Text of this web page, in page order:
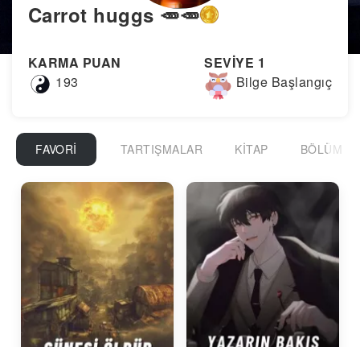
Carrot huggs 🥕🥕
KARMA PUAN
193
SEVİYE 1
Bilge Başlangıç
FAVORI TARTIŞMALAR KITAP BÖLÜM